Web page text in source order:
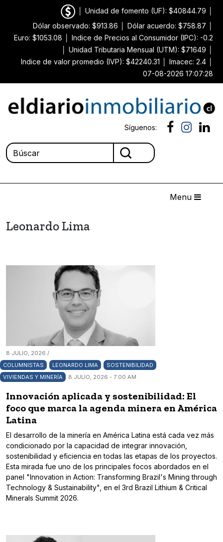
Unidad de fomento (UF): $40844.79
Dólar observado: $913.86
Dólar acuerdo: $758.87
Euro: $1053.08
Indice de Precios al Consumidor (IPC): -0.2
Unidad Tributaria Mensual (UTM): $71649
Indice de valor promedio (IVP): $42240.31
Imacec: 2.4
07-08-2026 17:07:28
Síguenos:
Menu
Leonardo Lima
8 JULIO, 2026 /
COLUMNISTAS
LEONARDO LIMA
SOSTENIBILIDAD
VIVIENDAS Y MINERÍA
8 JULIO, 2026 - 7:00 AM
Innovación aplicada y sostenibilidad: El
foco que marca la agenda minera en América
Latina
El desarrollo de la minería en América Latina está cada vez más
condicionado por la capacidad de integrar innovación,
sostenibilidad y eficiencia en todas las etapas de los proyectos.
Esta mirada fue uno de los principales focos abordados en el
panel "Innovation in Action: Transforming Brazil's Mining through
Technology & Sustainability", en el 3rd Brazil Lithium & Critical
Minerals Summit 2026.